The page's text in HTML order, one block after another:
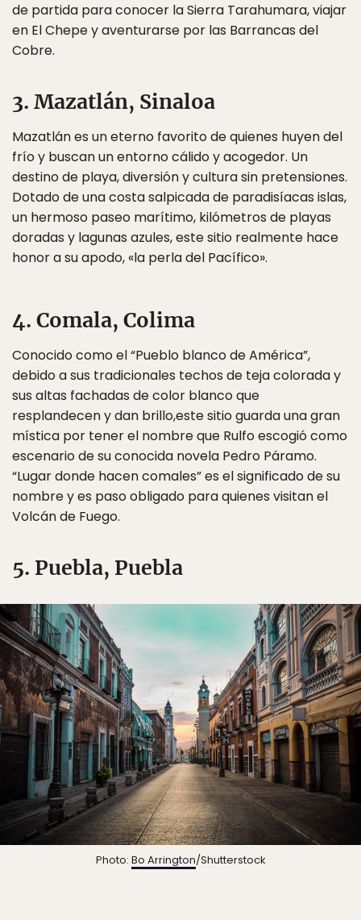
de partida para conocer la Sierra Tarahumara, viajar
en El Chepe y aventurarse por las Barrancas del
Cobre.
3. Mazatlán, Sinaloa
Mazatlán es un eterno favorito de quienes huyen del
frío y buscan un entorno cálido y acogedor. Un
destino de playa, diversión y cultura sin pretensiones.
Dotado de una costa salpicada de paradisíacas islas,
un hermoso paseo marítimo, kilómetros de playas
doradas y lagunas azules, este sitio realmente hace
honor a su apodo, «la perla del Pacífico».
4. Comala, Colima
Conocido como el “Pueblo blanco de América”,
debido a sus tradicionales techos de teja colorada y
sus altas fachadas de color blanco que
resplandecen y dan brillo,este sitio guarda una gran
mística por tener el nombre que Rulfo escogió como
escenario de su conocida novela Pedro Páramo.
“Lugar donde hacen comales” es el significado de su
nombre y es paso obligado para quienes visitan el
Volcán de Fuego.
5. Puebla, Puebla
Photo: Bo Arrington/Shutterstock